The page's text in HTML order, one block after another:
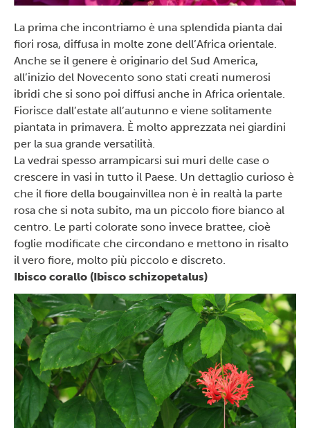
La prima che incontriamo è una splendida pianta dai
fiori rosa, diffusa in molte zone dell’Africa orientale.
Anche se il genere è originario del Sud America,
all’inizio del Novecento sono stati creati numerosi
ibridi che si sono poi diffusi anche in Africa orientale.
Fiorisce dall’estate all’autunno e viene solitamente
piantata in primavera. È molto apprezzata nei giardini
per la sua grande versatilità.
La vedrai spesso arrampicarsi sui muri delle case o
crescere in vasi in tutto il Paese. Un dettaglio curioso è
che il fiore della bougainvillea non è in realtà la parte
rosa che si nota subito, ma un piccolo fiore bianco al
centro. Le parti colorate sono invece brattee, cioè
foglie modificate che circondano e mettono in risalto
il vero fiore, molto più piccolo e discreto.
Ibisco corallo (Ibisco schizopetalus)